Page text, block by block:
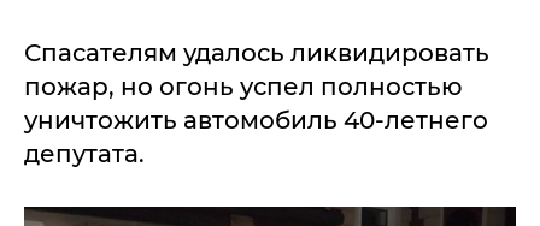
Спасателям удалось ликвидировать
пожар, но огонь успел полностью
уничтожить автомобиль 40-летнего
депутата.